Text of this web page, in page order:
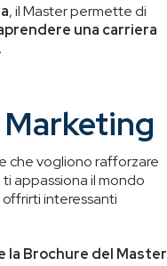
, il Master permette di
una carriera
che vogliono rafforzare
appassiona il mondo
interessanti
la Brochure del Master